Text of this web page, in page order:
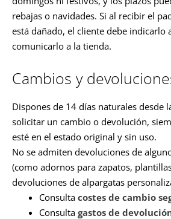
rebajas o navidades. Si al recibir el
está dañado, el cliente debe indicarlo
comunicarlo a la tienda.
Cambios y
Dispones de 14 días naturales desde
solicitar un cambio o devolución,
esté en el estado original y sin uso.
No se admiten devoluciones de
(como adornos para zapatos,
devoluciones de alpargatas
Consulta costes de cambio
Consulta gastos de